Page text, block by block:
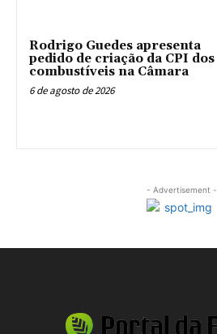
Rodrigo Guedes apresenta
pedido de criação da CPI dos
combustíveis na Câmara
6 de agosto de 2026
- Advertisement -